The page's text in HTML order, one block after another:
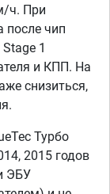
ч. При
после чип
1
и КПП. На
снизиться,
Турбо
2015 годов
ЭБУ